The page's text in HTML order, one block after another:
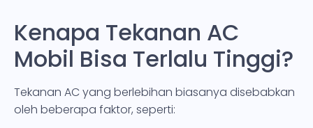
Kenapa Tekanan AC
Mobil Bisa Terlalu Tinggi?
Tekanan AC yang berlebihan biasanya disebabkan
oleh beberapa faktor, seperti: